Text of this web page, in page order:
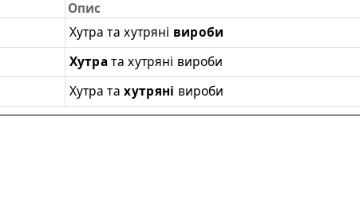
Опис
Хутра та хутряні вироби
Хутрата хутряні вироби
Хутра тахутряні вироби